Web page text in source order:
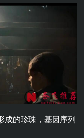
成的珍珠，基因序列